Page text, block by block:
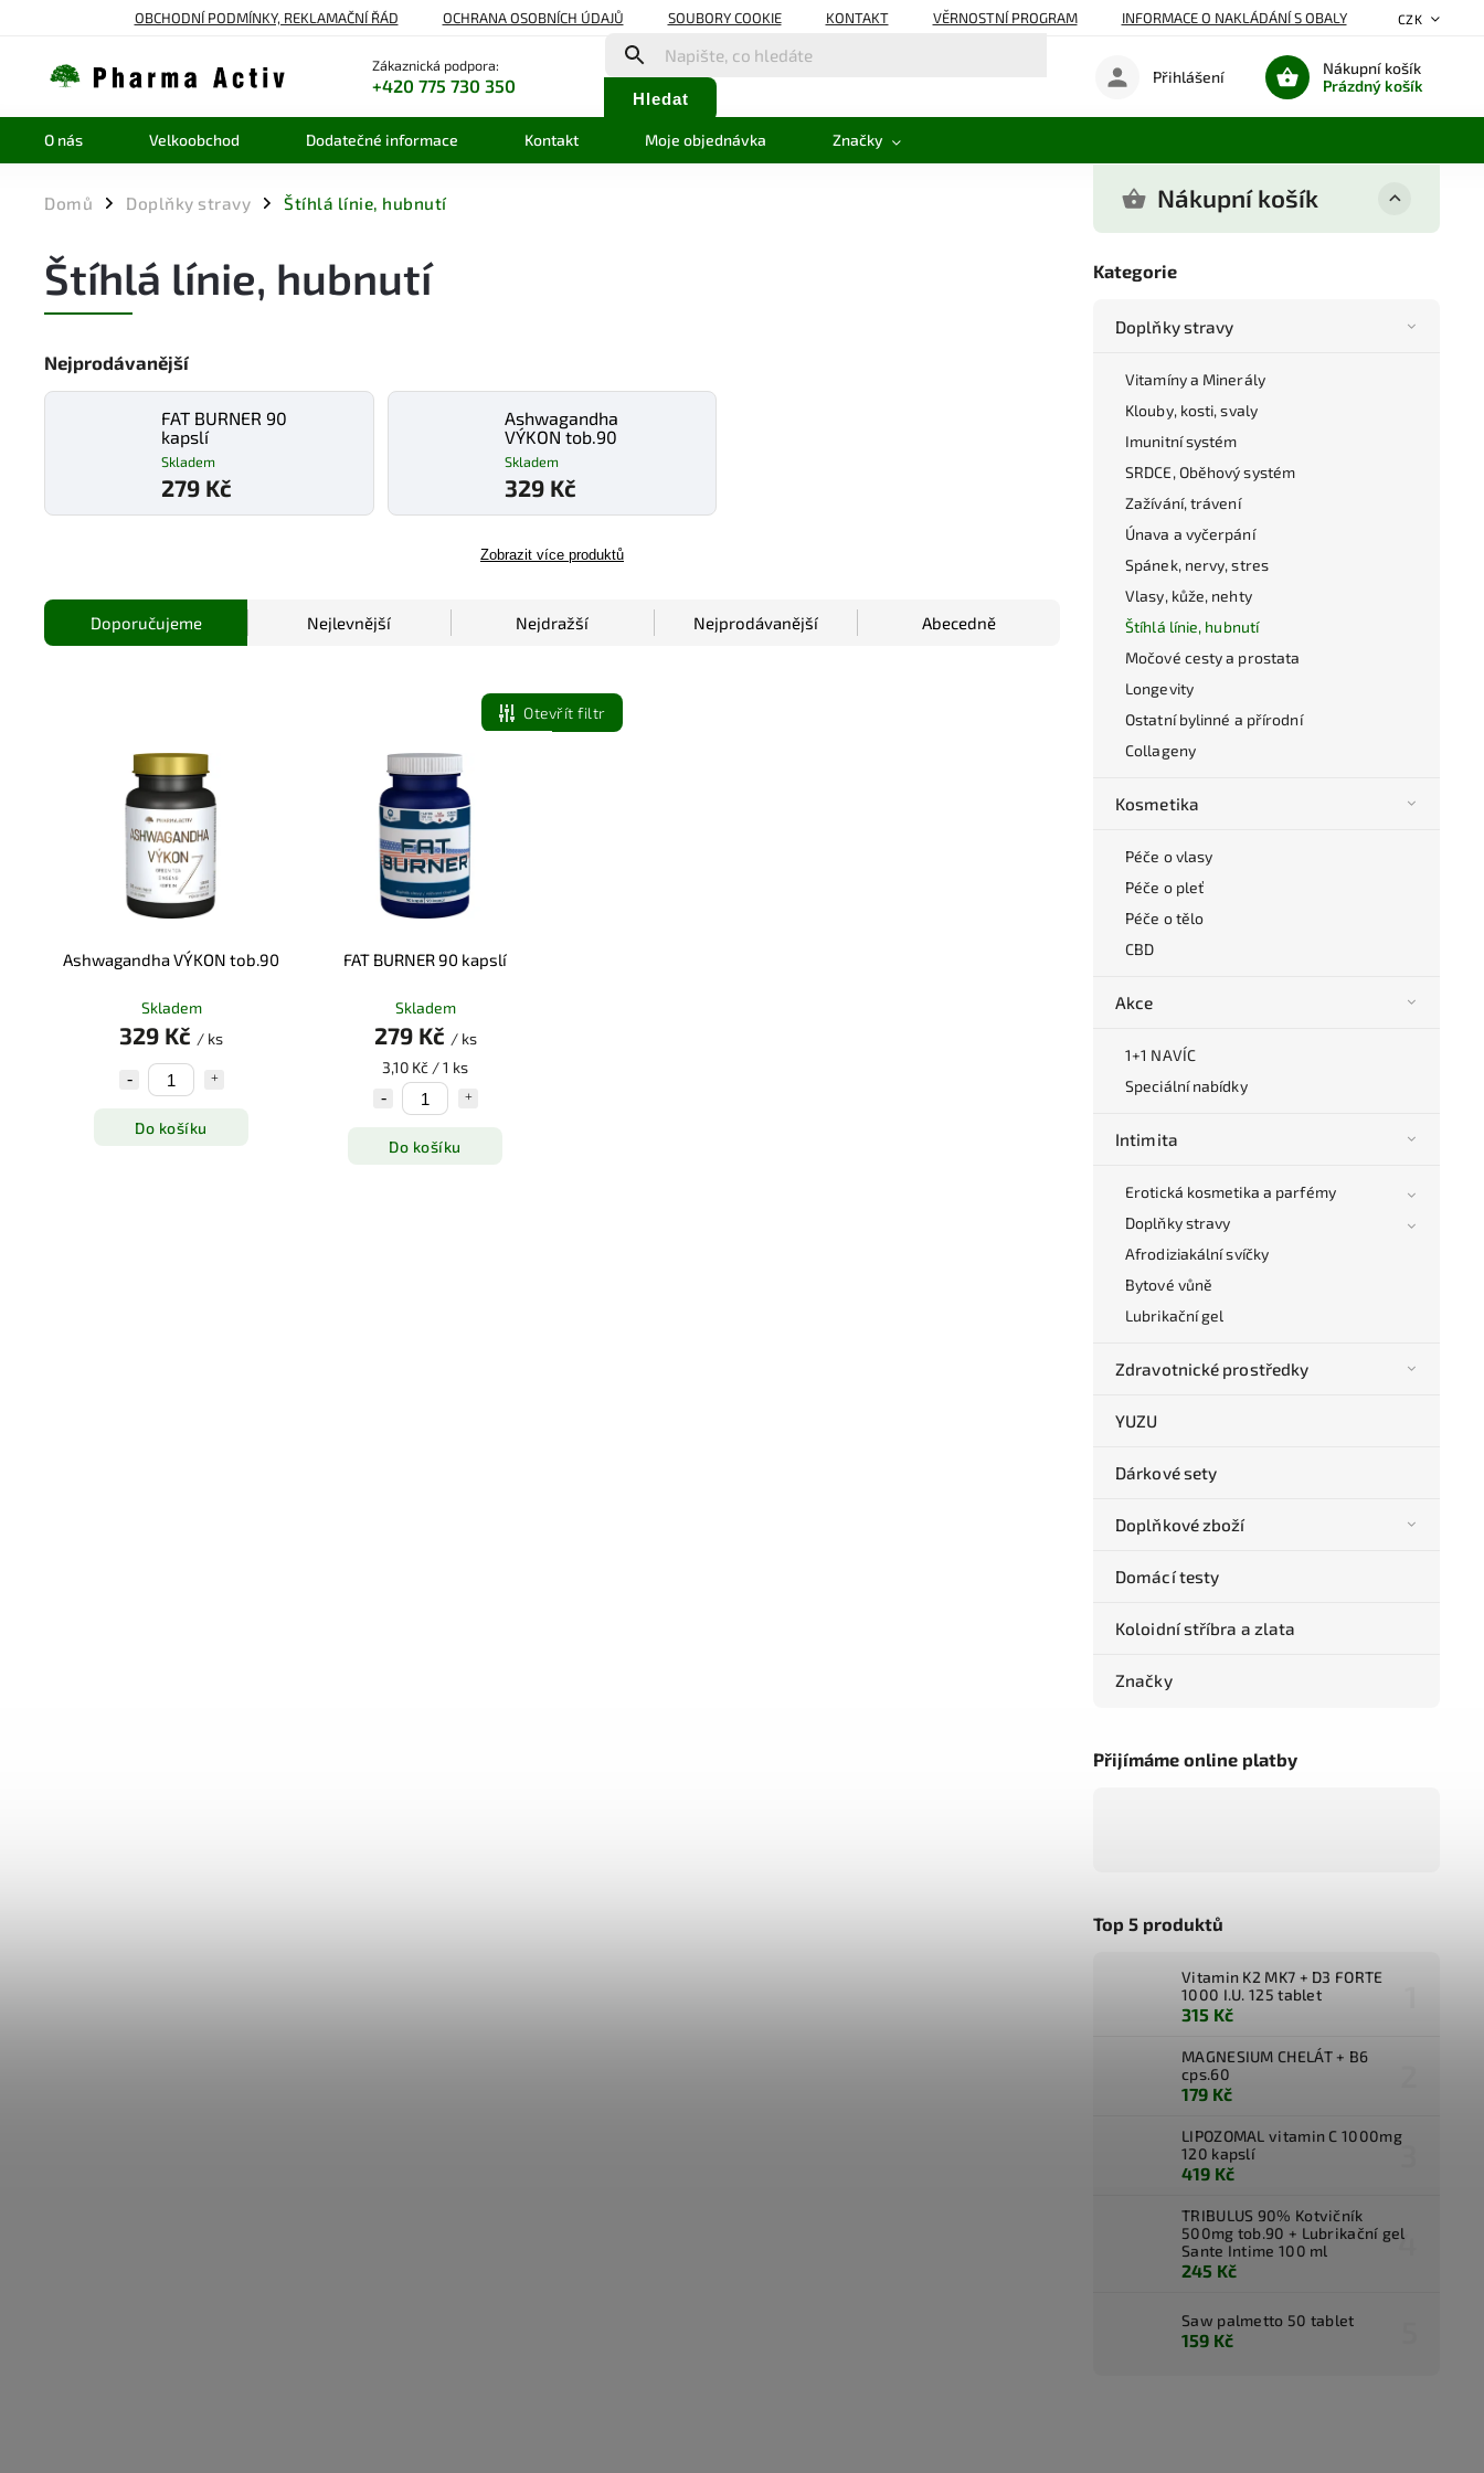
OBCHODNÍ PODMÍNKY, REKLAMAČNÍ ŘÁD OCHRANA OSOBNÍCH ÚDAJŮ SOUBORY COOKIE KONTAKT VĚRNOSTNÍ PROGRAM INFORMACE O NAKLÁDÁNÍ S OBALY CZK
Zákaznická podpora:
+420 775 730 350
Hledat
Nákupní košík
Prázdný košík
Přihlášení
O nás Velkoobchod Dodatečné informace Kontakt Moje objednávka Značky
Domů / Doplňky stravy / Štíhlá línie, hubnutí Nákupní košík
Kategorie
Doplňky stravy
Vitamíny a Minerály
Klouby, kosti, svaly
Imunitní systém
SRDCE, Oběhový systém
Zažívání, trávení
Únava a vyčerpání
Spánek, nervy, stres
Vlasy, kůže, nehty
Štíhlá línie, hubnutí
Močové cesty a prostata
Longevity
Ostatní bylinné a přírodní
Collageny
Kosmetika
Péče o vlasy
Péče o pleť
Péče o tělo
CBD
Akce
1+1 NAVÍC
Speciální nabídky
Intimita
Erotická kosmetika a parfémy
Doplňky stravy
Afrodiziakální svíčky
Bytové vůně
Lubrikační gel
Zdravotnické prostředky
YUZU
Dárkové sety
Doplňkové zboží
Domácí testy
Koloidní stříbra a zlata
Značky
Přijímáme online platby
Top 5 produktů
Vitamin K2 MK7 + D3 FORTE
1000 I.U. 125 tablet
315 Kč
MAGNESIUM CHELÁT + B6
cps.60
179 Kč
LIPOZOMAL vitamin C 1000mg
120 kapslí
419 Kč
TRIBULUS 90% Kotvičník
500mg tob.90 + Lubrikační gel
Sante Intime 100 ml
245 Kč
Saw palmetto 50 tablet
159 Kč
Štíhlá línie, hubnutí
Nejprodávanější
FAT BURNER 90
kapslí
Skladem
279 Kč
Ashwagandha
VÝKON tob.90
Skladem
329 Kč
Zobrazit více produktů
Doporučujeme Nejlevnější Nejdražší Nejprodávanější Abecedně
Otevřít filtr
Ashwagandha VÝKON tob.90
Skladem
329 Kč / ks
Do košíku
FAT BURNER 90 kapslí
Skladem
279 Kč / ks
3,10 Kč / 1 ks
Do košíku